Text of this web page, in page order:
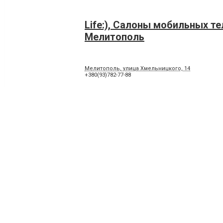
Life:), Салоны мобильных
Мелитополь
Мелитополь, улица Хмельницкого, 14
+380(93)782-77-88